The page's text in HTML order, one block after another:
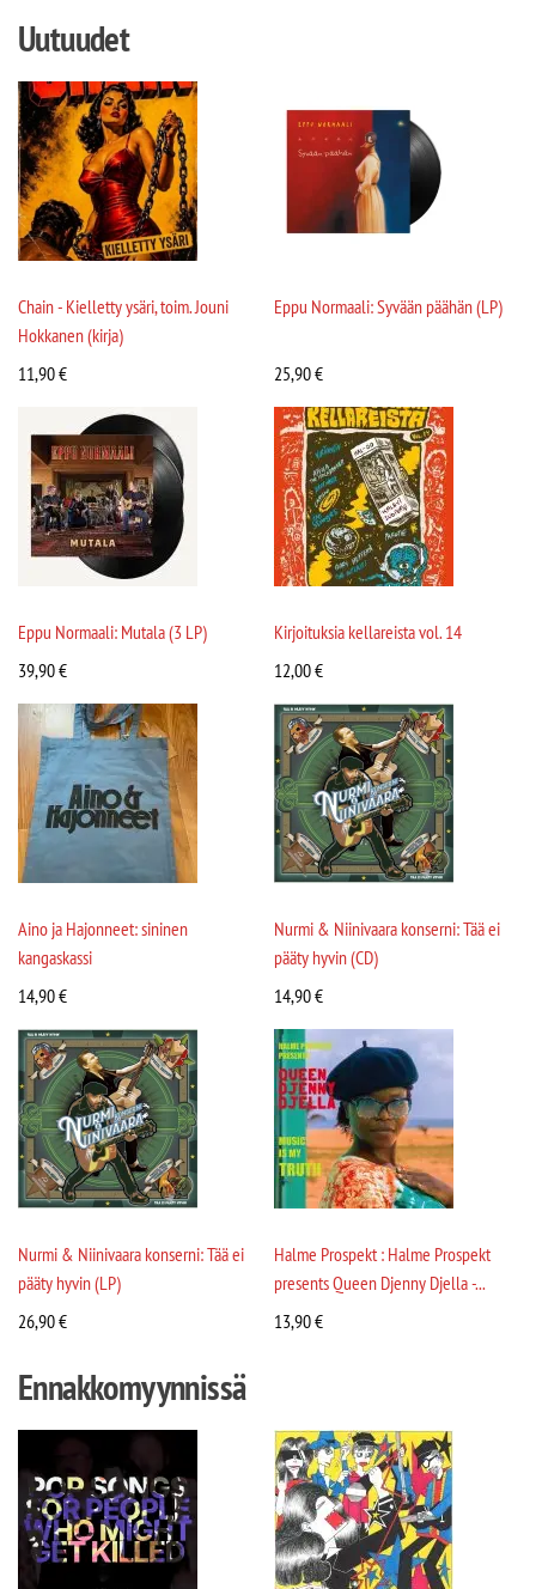
Uutuudet
Chain - Kielletty ysäri, toim. Jouni
Hokkanen (kirja)
11,90€
Eppu Normaali: Syvään päähän (LP)
25,90€
Eppu Normaali: Mutala (3 LP)
39,90€
Kirjoituksia kellareista vol. 14
12,00€
Aino ja Hajonneet: sininen
kangaskassi
14,90€
Nurmi & Niinivaara konserni: Tää ei
pääty hyvin (CD)
14,90€
Nurmi & Niinivaara konserni: Tää ei
pääty hyvin (LP)
26,90€
Halme Prospekt : Halme Prospekt
presents Queen Djenny Djella -...
13,90€
Ennakkomyynnissä